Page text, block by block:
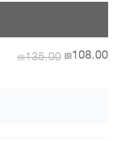
₪135.00 ₪108.00